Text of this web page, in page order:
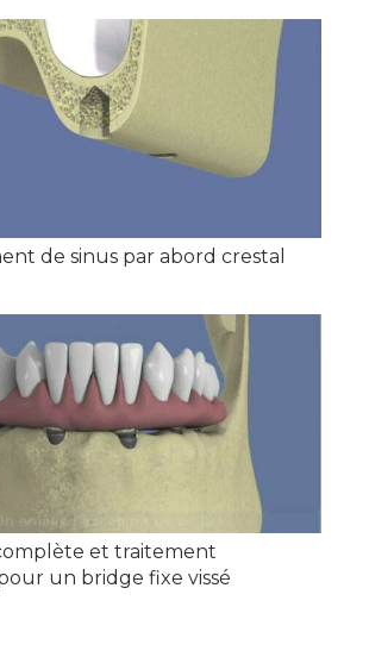
de sinus par abord crestal
et traitement
un bridge fixe vissé